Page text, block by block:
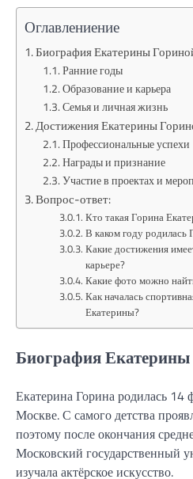
Оглавлениение
Биография Екатерины
Ранние годы
Образование и карьера
Семья и личная жизнь
Достижения Екатерины
Профессиональные успехи
Награды и признание
Участие в проектах и
Вопрос-ответ:
Кто такая Горина
В каком году родилась
Какие достижения
карьере?
Какие фото можно
Как началась
Екатерины?
Биография
Екатерина Горина родилась 14
Москве. С самого детства
поэтому после окончания
Московский государственный
изучала актёрское искусство.